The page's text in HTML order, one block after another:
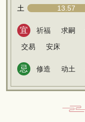
土 13.57
宜 祈福 求嗣
交易
安床
忌 修造 动土